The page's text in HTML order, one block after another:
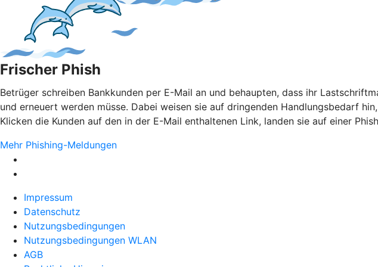
Frischer Phish
Betrüger schreiben Bankkunden per E-Mail an und behaupten, dass ihr
und erneuert werden müsse. Dabei weisen sie auf dringenden Handlungsbedarf
Klicken die Kunden auf den in der E-Mail enthaltenen Link, landen sie auf einer
Mehr Phishing-Meldungen
Impressum
Datenschutz
Nutzungsbedingungen
Nutzungsbedingungen WLAN
AGB